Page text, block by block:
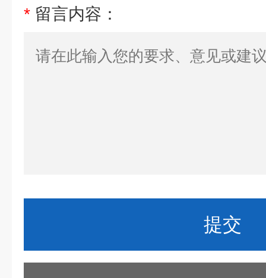
* 留言内容：